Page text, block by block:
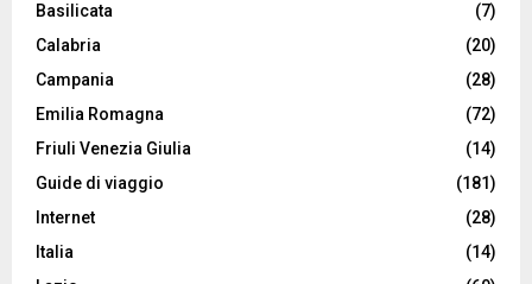
Basilicata
(7)
Calabria
(20)
Campania
(28)
Emilia Romagna
(72)
Friuli Venezia Giulia
(14)
Guide di viaggio
(181)
Internet
(28)
Italia
(14)